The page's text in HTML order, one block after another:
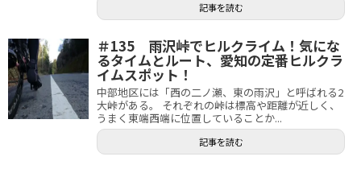
記事を読む
＃135 雨沢峠でヒルクライム！気にな
るタイムとルート、愛知の定番ヒルクラ
イムスポット！
中部地区には「西の二ノ瀬、東の雨沢」と呼ばれる2
大峠がある。 それぞれの峠は標高や距離が近しく、
うまく東端西端に位置していることか...
記事を読む